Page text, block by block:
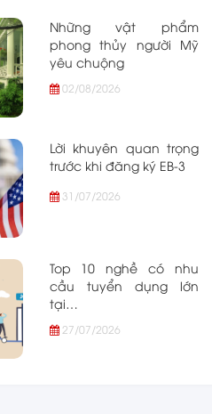
Những vật phẩm
phong thủy người Mỹ
yêu chuộng
02/08/2026
Lời khuyên quan trọng
trước khi đăng ký EB-3
31/07/2026
Top 10 nghề có nhu
cầu tuyển dụng lớn
tại…
27/07/2026